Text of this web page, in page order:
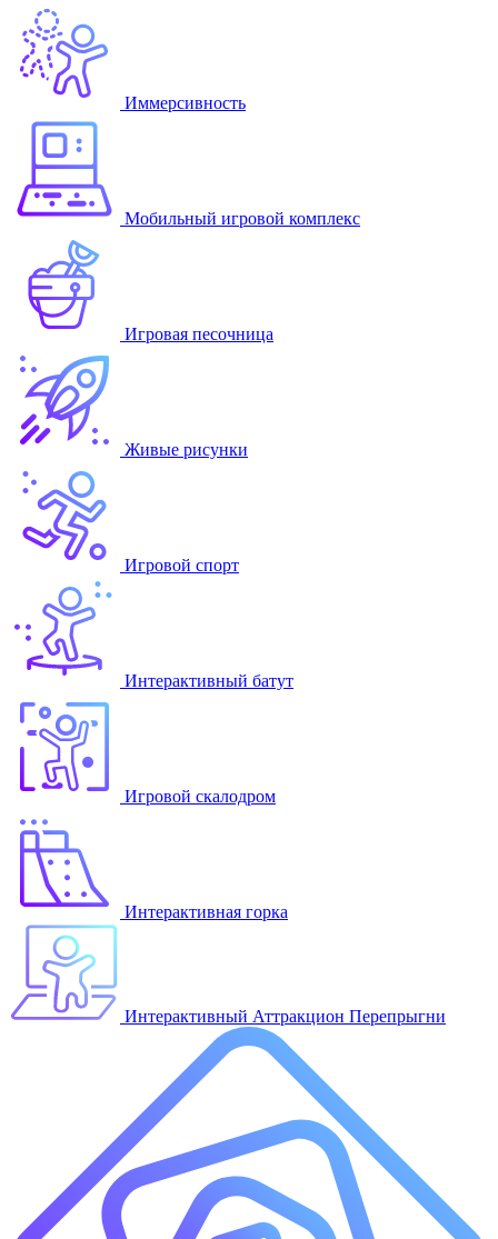
Иммерсивность
Мобильный игровой комплекс
Игровая песочница
Живые рисунки
Игровой спорт
Интерактивный батут
Игровой скалодром
Интерактивная горка
Интерактивный Аттракцион Перепрыгни